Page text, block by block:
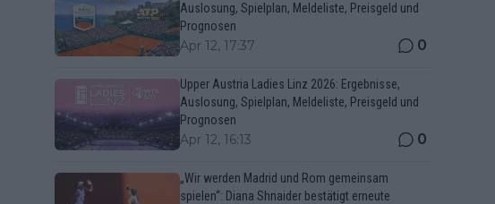
Auslosung, Spielplan, Meldeliste, Preisgeld und
Prognosen
Apr 12, 17:37 0
Upper Austria Ladies Linz 2026: Ergebnisse,
Auslosung, Spielplan, Meldeliste, Preisgeld und
Prognosen
Apr 12, 16:13 0
„Wir werden Madrid und Rom gemeinsam
spielen“: Diana Shnaider bestätigt erneute